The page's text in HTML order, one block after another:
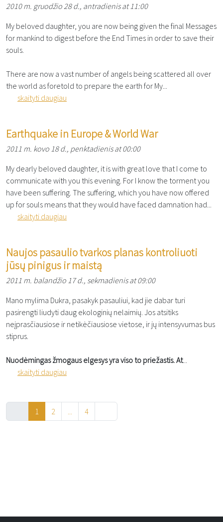
2010 m. gruodžio 28 d., antradienis at 11:00
My beloved daughter, you are now being given the final Messages
for mankind to digest before the End Times in order to save their
souls.
There are now a vast number of angels being scattered all over
the world as foretold to prepare the earth for My...
skaityti daugiau
Earthquake in Europe & World War
2011 m. kovo 18 d., penktadienis at 00:00
My dearly beloved daughter, it is with great love that I come to
communicate with you this evening. For I know the torment you
have been suffering. The suffering, which you have now offered
up for souls means that they would have faced damnation had...
skaityti daugiau
Naujos pasaulio tvarkos planas kontroliuoti
jūsų pinigus ir maistą
2011 m. balandžio 17 d., sekmadienis at 09:00
Mano mylima Dukra, pasakyk pasauliui, kad jie dabar turi
pasirengti liudyti daug ekologinių nelaimių. Jos atsitiks
neįprasčiausiose ir netikėčiausiose vietose, ir jų intensyvumas bus
stiprus.
Nuodėmingas žmogaus elgesys yra viso to priežastis. At...
skaityti daugiau
1 2 4